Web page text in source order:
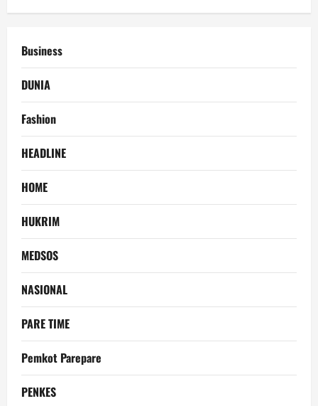
Business
DUNIA
Fashion
HEADLINE
HOME
HUKRIM
MEDSOS
NASIONAL
PARE TIME
Pemkot Parepare
PENKES